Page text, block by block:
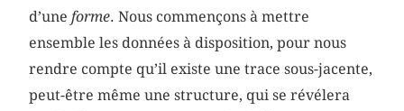
d’une forme. Nous commençons à mettre
ensemble les données à disposition, pour nous
rendre compte qu’il existe une trace sous-jacente,
peut-être même une structure, qui se révélera